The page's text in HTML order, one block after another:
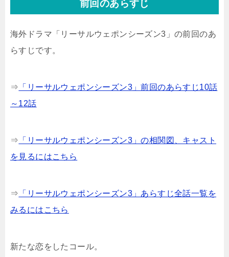
前回のあらすじ
海外ドラマ「リーサルウェポンシーズン3」の前回のあ
らすじです。
⇒ 「リーサルウェポンシーズン3」前回のあらすじ10話
～12話
⇒ 「リーサルウェポンシーズン3」の相関図、キャスト
を見るにはこちら
⇒ 「リーサルウェポンシーズン3」あらすじ全話一覧を
みるにはこちら
新たな恋をしたコール。